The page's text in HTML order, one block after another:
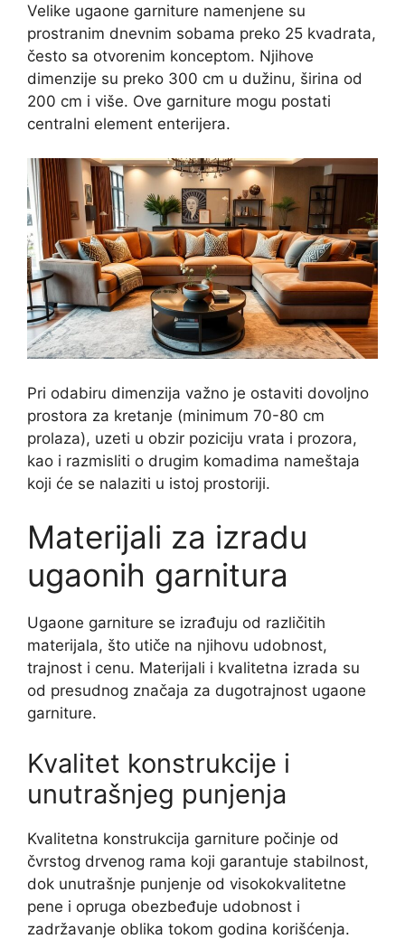
Velike ugaone garniture namenjene su
prostranim dnevnim sobama preko 25 kvadrata,
često sa otvorenim konceptom. Njihove
dimenzije su preko 300 cm u dužinu, širina od
200 cm i više. Ove garniture mogu postati
centralni element enterijera.
Pri odabiru dimenzija važno je ostaviti dovoljno
prostora za kretanje (minimum 70-80 cm
prolaza), uzeti u obzir poziciju vrata i prozora,
kao i razmisliti o drugim komadima nameštaja
koji će se nalaziti u istoj prostoriji.
Materijali za izradu
ugaonih garnitura
Ugaone garniture se izrađuju od različitih
materijala, što utiče na njihovu udobnost,
trajnost i cenu. Materijali i kvalitetna izrada su
od presudnog značaja za dugotrajnost ugaone
garniture.
Kvalitet konstrukcije i
unutrašnjeg punjenja
Kvalitetna konstrukcija garniture počinje od
čvrstog drvenog rama koji garantuje stabilnost,
dok unutrašnje punjenje od visokokvalitetne
pene i opruga obezbeđuje udobnost i
zadržavanje oblika tokom godina korišćenja.